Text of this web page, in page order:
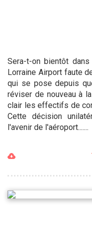
Sera-t-on bientôt
Lorraine Airport faute
qui se pose depuis
réviser de nouveau à
clair les effectifs de
Cette décision
l'avenir de l'aéroport.......